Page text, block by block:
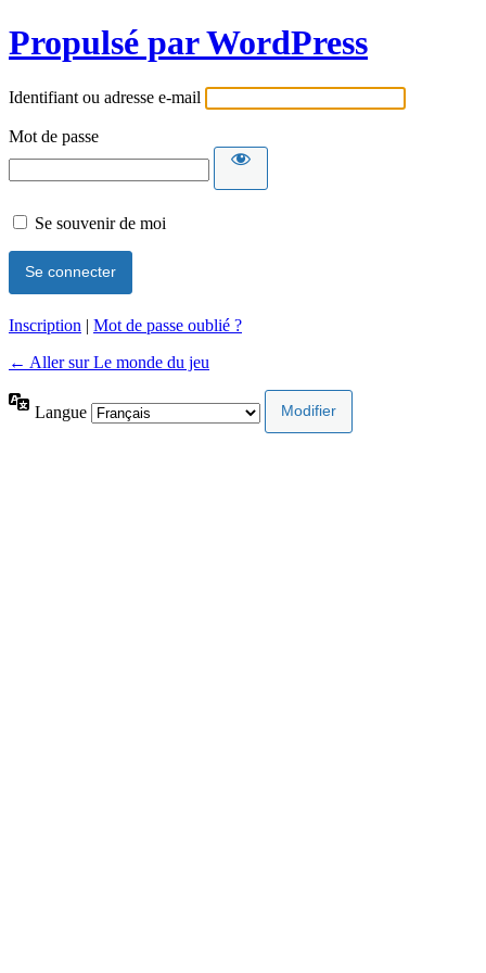
Propulsé par WordPress
Identifiant ou adresse e-mail
Mot de passe
Se souvenir de moi
Inscription | Mot de passe oublié ?
← Aller sur Le monde du jeu
Langue